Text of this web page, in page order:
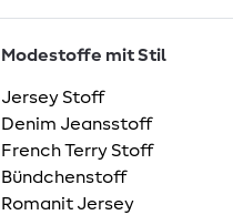
Modestoffe mit Stil
Jersey Stoff
Denim Jeansstoff
French Terry Stoff
Bündchenstoff
Romanit Jersey